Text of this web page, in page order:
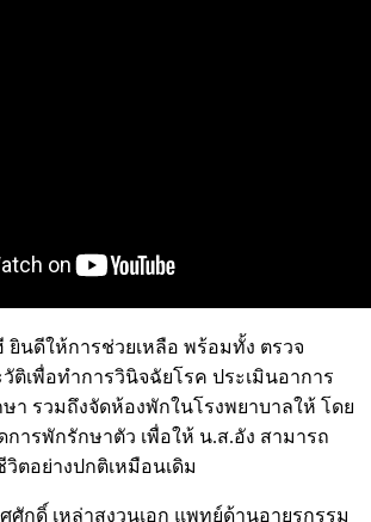
ยินดีให้การช่วยเหลือ พร้อมทั้ง ตรวจ
ติเพื่อทำการวินิจฉัยโรค ประเมินอาการ
า รวมถึงจัดห้องพักในโรงพยาบาลให้ โดย
ารพักรักษาตัว เพื่อให้ น.ส.อัง สามารถ
ตอย่างปกติเหมือนเดิม
ศักดิ์ เหล่าสงวนเอก แพทย์ด้านอายุรกรรม